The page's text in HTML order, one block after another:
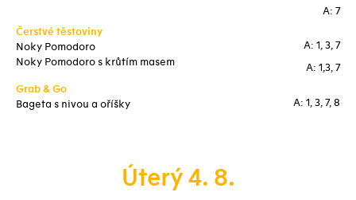
A: 7
Čerstvé těstoviny
Noky Pomodoro
Noky Pomodoro s krůtím masem
A: 1, 3, 7
A: 1,3, 7
Grab & Go
Bageta s nivou a oříšky
A: 1, 3, 7, 8
Úterý 4. 8.